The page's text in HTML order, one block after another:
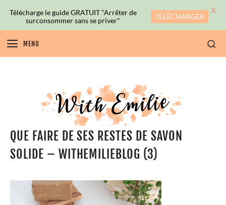
MENU
QUE FAIRE DE SES RESTES DE SAVON
SOLIDE – WITHEMILIEBLOG (3)
Télécharge le guide GRATUIT "Arrêter de
surconsommer sans se priver"
TÉLÉCHARGER
X